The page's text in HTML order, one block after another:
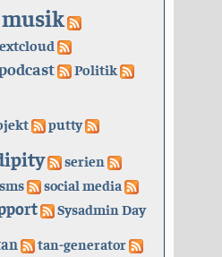
musik
Politik
putty
serien
sms
social media
Sysadmin Day
tan-generator